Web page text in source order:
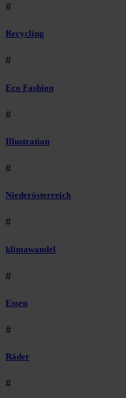
#
Recycling
#
Eco Fashion
#
Illustration
#
Niederösterreich
#
klimawandel
#
Essen
#
Räder
#